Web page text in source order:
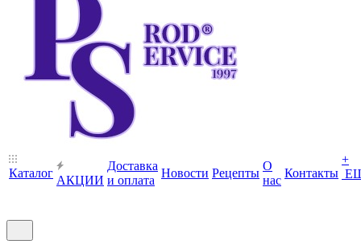
Каталог
АКЦИИ
Доставка
и оплата
Новости Рецепты
О
нас
Контакты
+